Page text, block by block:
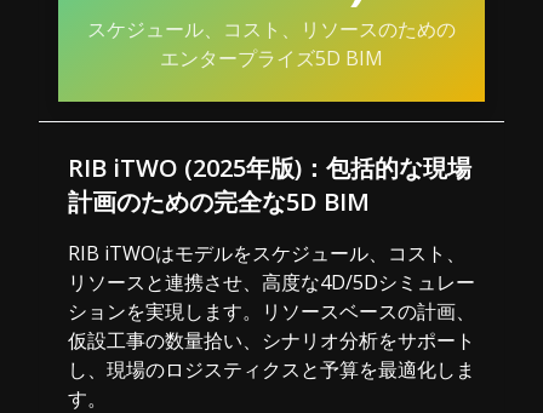
スケジュール、コスト、リソースのための
エンタープライズ5D BIM
RIB iTWO (2025年版)：包括的な現場
計画のための完全な5D BIM
RIB iTWOはモデルをスケジュール、コスト、
リソースと連携させ、高度な4D/5Dシミュレー
ションを実現します。リソースベースの計画、
仮設工事の数量拾い、シナリオ分析をサポート
し、現場のロジスティクスと予算を最適化しま
す。